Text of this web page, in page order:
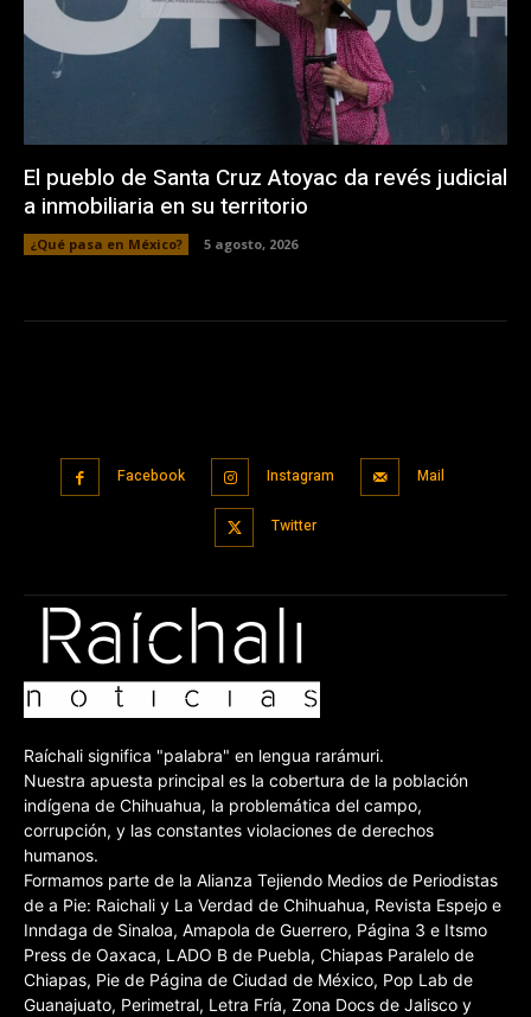
El pueblo de Santa Cruz Atoyac da revés judicial
a inmobiliaria en su territorio
¿Qué pasa en México? 5 agosto, 2026
Facebook Instagram Mail
Twitter
Raíchali significa "palabra" en lengua rarámuri.
Nuestra apuesta principal es la cobertura de la población
indígena de Chihuahua, la problemática del campo,
corrupción, y las constantes violaciones de derechos
humanos.
Formamos parte de la Alianza Tejiendo Medios de Periodistas
de a Pie: Raichali y La Verdad de Chihuahua, Revista Espejo e
Inndaga de Sinaloa, Amapola de Guerrero, Página 3 e Itsmo
Press de Oaxaca, LADO B de Puebla, Chiapas Paralelo de
Chiapas, Pie de Página de Ciudad de México, Pop Lab de
Guanajuato, Perimetral, Letra Fría, Zona Docs de Jalisco y